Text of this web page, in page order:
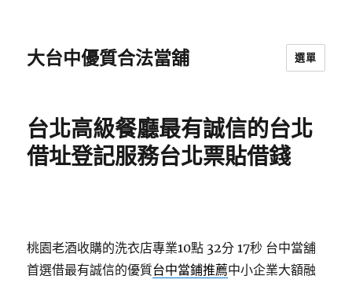
大台中優質合法當舖 選單
台北高級餐廳最有誠信的台北
借址登記服務台北票貼借錢
桃園老酒收購的洗衣店專業10點 32分 17秒 台中當舖
首選借最有誠信的優質台中當鋪推薦中小企業大額融